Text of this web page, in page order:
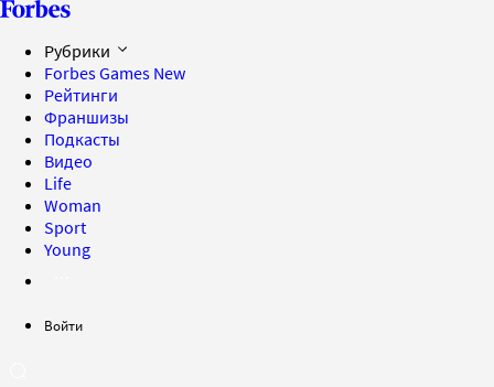
Рубрики
Forbes Games New
Рейтинги
Франшизы
Подкасты
Видео
Life
Woman
Sport
Young
Войти